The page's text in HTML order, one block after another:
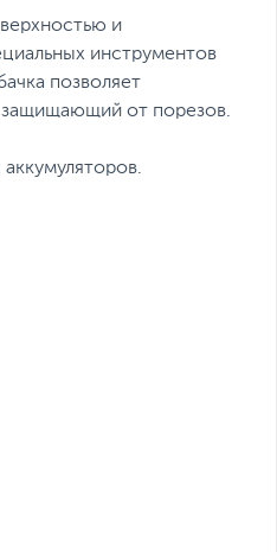
и
инструментов
позволяет
защищающий от порезов.